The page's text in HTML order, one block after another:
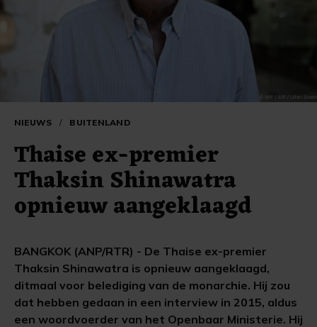
NIEUWS / BUITENLAND
Thaise ex-premier
Thaksin Shinawatra
opnieuw aangeklaagd
BANGKOK (ANP/RTR) - De Thaise ex-premier
Thaksin Shinawatra is opnieuw aangeklaagd,
ditmaal voor belediging van de monarchie. Hij zou
dat hebben gedaan in een interview in 2015, aldus
een woordvoerder van het Openbaar Ministerie. Hij